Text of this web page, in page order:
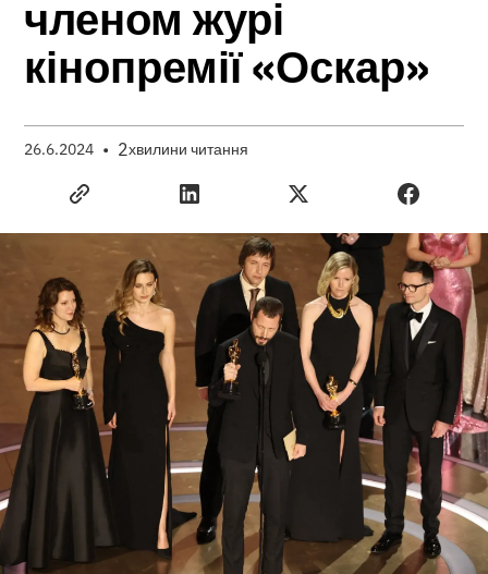
членом журі
кінопремії «Оскар»
26.6.2024 • 2хвилини читання